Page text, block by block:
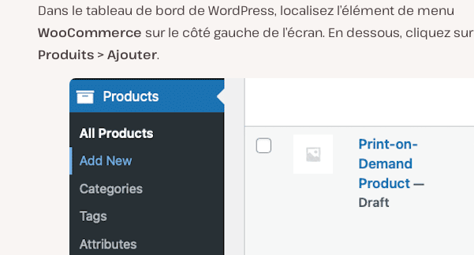
Dans le tableau de bord de WordPress, localisez l’élément de menu
WooCommerce sur le côté gauche de l’écran. En dessous, cliquez sur
Produits > Ajouter.